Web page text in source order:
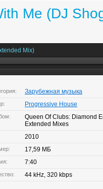
Me (DJ
Mix)
Зарубежная музыка
Progressive House
Queen Of Clubs: Diamond
Extended Mixes
2010
17,59 МБ
7:40
44 kHz, 320 kbps